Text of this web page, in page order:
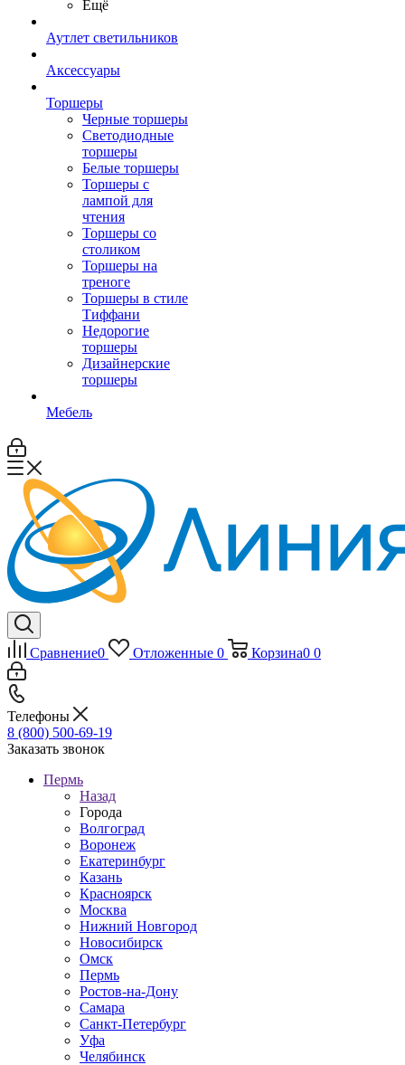
Ещё
Аутлет светильников
Аксессуары
Торшеры
Черные торшеры
Светодиодные
торшеры
Белые торшеры
Торшеры с
лампой для
чтения
Торшеры со
столиком
Торшеры на
треноге
Торшеры в стиле
Тиффани
Недорогие
торшеры
Дизайнерские
торшеры
Мебель
Сравнение0 Отложенные 0 Корзина0 0
Телефоны
8 (800) 500-69-19
Заказать звонок
Пермь
Назад
Города
Волгоград
Воронеж
Екатеринбург
Казань
Красноярск
Москва
Нижний Новгород
Новосибирск
Омск
Пермь
Ростов-на-Дону
Самара
Санкт-Петербург
Уфа
Челябинск